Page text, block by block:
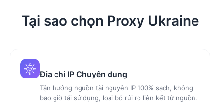
Tại sao chọn Proxy Ukraine
Địa chỉ IP Chuyên dụng
Tận hưởng nguồn tài nguyên IP 100% sạch, không
bao giờ tái sử dụng, loại bỏ rủi ro liên kết từ nguồn.